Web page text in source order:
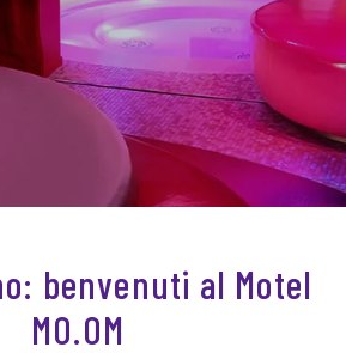
benvenuti al Motel
MO.OM